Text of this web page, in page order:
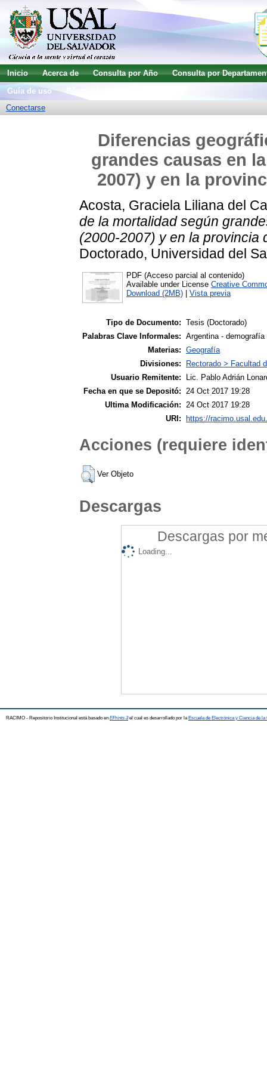
Inicio Acerca de Consulta por Año
Consulta por
Guía de uso
Conectarse
Diferencias
grandes causas en
2007) y en la
Acosta, Graciela Liliana del
de la mortalidad según
(2000-2007) y en la provincia
Doctorado, Universidad del
PDF (Acceso parcial al contenido)
Available under License Creative
Download (2MB)
Vista previa
Tipo de Documento: Tesis (Doctorado)
Palabras Clave Informales: Argentina -
Materias: Geografía
Divisiones:
Rectorado > Facultad
Usuario Remitente:
Lic. Pablo Adrián
Fecha en que se Depositó: 24 Oct 2017 19:28
Ultima Modificación: 24 Oct 2017 19:28
URI:
https://
Acciones (requiere
Ver Objeto
Descargas
Descargas por
Loading...
RACIMO - Repositorio Institucional está basado en EPrints 3el cual es desarrollado por la Escuela de Electrónica y Ciencia de la